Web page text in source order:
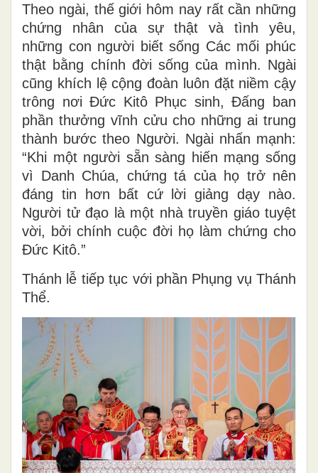
Theo ngài, thế giới hôm nay rất cần những
chứng nhân của sự thật và tình yêu,
những con người biết sống Các mối phúc
thật bằng chính đời sống của mình. Ngài
cũng khích lệ cộng đoàn luôn đặt niềm cậy
trông nơi Đức Kitô Phục sinh, Đấng ban
phần thưởng vĩnh cửu cho những ai trung
thành bước theo Người. Ngài nhấn mạnh:
“Khi một người sẵn sàng hiến mạng sống
vì Danh Chúa, chứng tá của họ trở nên
đáng tin hơn bất cứ lời giảng dạy nào.
Người tử đạo là một nhà truyền giáo tuyệt
vời, bởi chính cuộc đời họ làm chứng cho
Đức Kitô.”
Thánh lễ tiếp tục với phần Phụng vụ Thánh
Thể.